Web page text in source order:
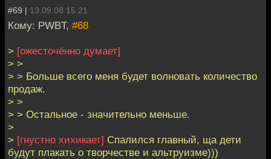
#69 | 13.09.08 15:21
Кому: PWBT, #68
> [ожесточённо думает]
> >
> > Больше всего меня будет волновать количество
продаж.
> >
> > Остальное - значительно меньше.
>
> [гнустно хихикает] Спалился главный, ща дети
будут плакать о творчестве и альтруизме)))